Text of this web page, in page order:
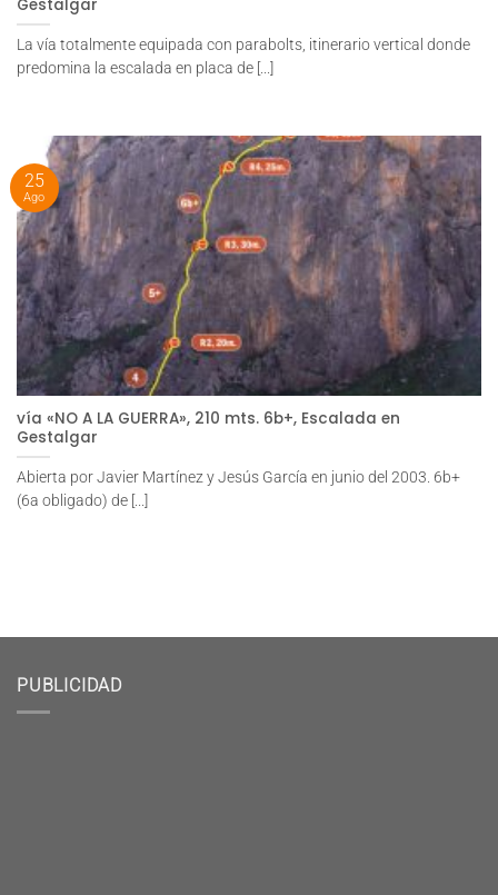
Gestalgar
La vía totalmente equipada con parabolts, itinerario vertical donde
predomina la escalada en placa de [...]
vía «NO A LA GUERRA», 210 mts. 6b+, Escalada en
Gestalgar
Abierta por Javier Martínez y Jesús García en junio del 2003. 6b+
(6a obligado) de [...]
25
Ago
PUBLICIDAD